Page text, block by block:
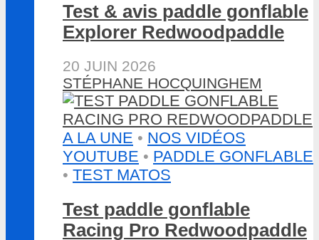
Test & avis paddle gonflable
Explorer Redwoodpaddle
20 JUIN 2026
STÉPHANE HOCQUINGHEM
A LA UNE • NOS VIDÉOS
YOUTUBE • PADDLE GONFLABLE
• TEST MATOS
Test paddle gonflable
Racing Pro Redwoodpaddle